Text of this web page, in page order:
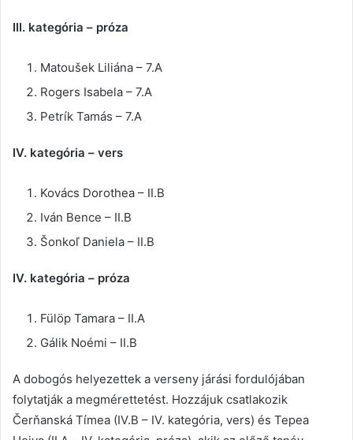
III. kategória – próza
Matoušek Liliána – 7.A
Rogers Isabela – 7.A
Petrík Tamás – 7.A
IV. kategória – vers
Kovács Dorothea – II.B
Iván Bence – II.B
Šonkoľ Daniela – II.B
IV. kategória – próza
Fülöp Tamara – II.A
Gálik Noémi – II.B
A dobogós helyezettek a verseny járási fordulójában
folytatják a megmérettetést. Hozzájuk csatlakozik
Čerňanská Tímea (IV.B – IV. kategória, vers) és Tepea